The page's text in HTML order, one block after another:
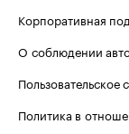
Корпоративная
О соблюдении
Пользовательское
Политика в